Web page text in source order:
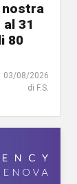
nostra
31
80
03/08/2026
di F.S.